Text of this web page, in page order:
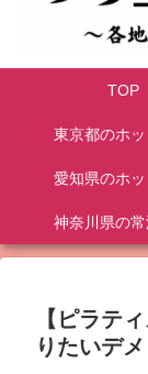
TOP
東京都のホ
愛知県のホ
神奈川県の
【ピラテ
りたいデ